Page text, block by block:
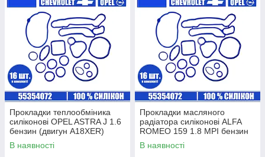
Прокладки теплообміника
силіконові OPEL ASTRA J 1.6
бензин (двигун A18XER)
комплект 16 шт.
В наявності
Прокладки масляного
радіатора силіконові ALFA
ROMEO 159 1.8 MPI бензин
(двигун 939A4.000) комплект
16 шт.
В наявності